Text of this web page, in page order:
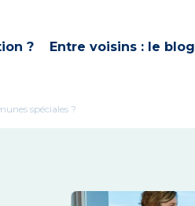
? Entre voisins : le blog
spéciales ?